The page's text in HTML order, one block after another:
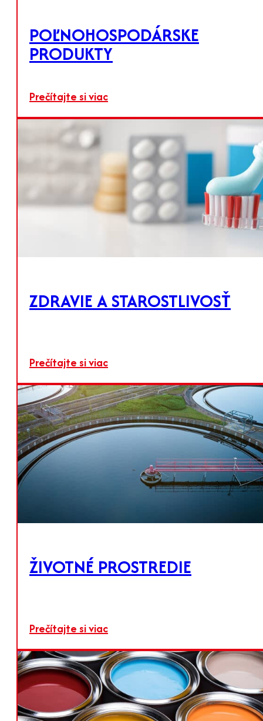
POĽNOHOSPODÁRSKE
PRODUKTY
Riešenia pre udržateľné zlepšovanie pôdy
Prečítajte si viac
TALK & MINERÁLY
Funkčné minerály a plnivá
POĽNOHOSPODÁRSKE
PRODUKTY
Prečítajte si viac
ZDRAVIE A STAROSTLIVOSŤ
Prečítajte si viac
ŽIVOTNÉ PROSTREDIE
Prečítajte si viac